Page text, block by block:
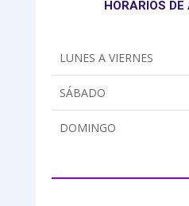
HORARIOS DE
LUNES A VIERNES
SÁBADO
DOMINGO